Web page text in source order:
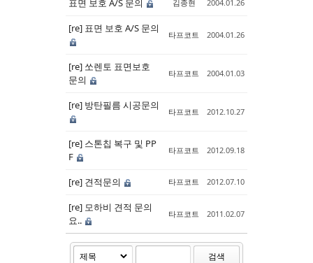
표면 보호 A/S 문의 김종현 2004.01.26
[re] 표면 보호 A/S 문의
타프코트 2004.01.26
[re] 쏘렌토 표면보호
문의
타프코트 2004.01.03
[re] 방탄필름 시공문의
타프코트 2012.10.27
[re] 스톤칩 복구 및 PP
F
타프코트 2012.09.18
[re] 견적문의 타프코트 2012.07.10
[re] 모하비 견적 문의
요..
타프코트 2011.02.07
검색